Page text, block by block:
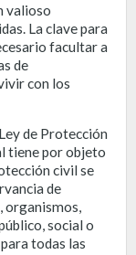
valioso
La clave para
facultar a
de
con los
de Protección
tiene por objeto
civil se
de
organismos,
social o
todas las